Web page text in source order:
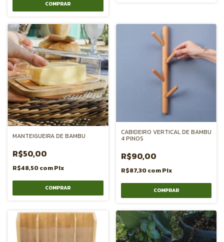
MANTEIGUEIRA DE BAMBU
R$50,00
R$48,50comPix
CABIDEIRO VERTICAL DE BAMBU
4 PINOS
R$90,00
R$87,30comPix